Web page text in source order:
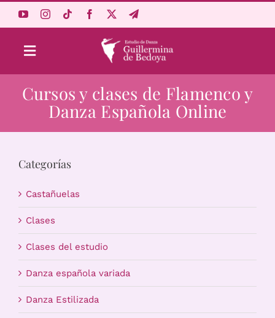
Toggle
Navigation
Aprende Online
Estudio
Carrito
Cursos y clases de Flamenco y
Danza Española Online
Categorías
Castañuelas
Clases
Clases del estudio
Danza española variada
Danza Estilizada